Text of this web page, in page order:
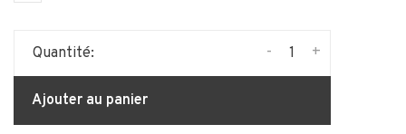
Quantité: +
-
Ajouter au panier